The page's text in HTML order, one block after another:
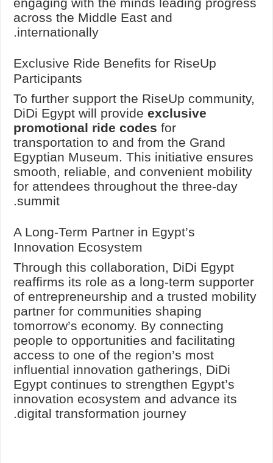
engaging with the minds leading progress
across the Middle East and
internationally.
Exclusive Ride Benefits for RiseUp
Participants
To further support the RiseUp community,
DiDi Egypt will provideexclusive
promotional ride codes for
transportation to and from the Grand
Egyptian Museum. This initiative ensures
smooth, reliable, and convenient mobility
for attendees throughout the three-day
summit.
A Long-Term Partner in Egypt’s
Innovation Ecosystem
Through this collaboration, DiDi Egypt
reaffirms its role as a long-term supporter
of entrepreneurship and a trusted mobility
partner for communities shaping
tomorrow’s economy. By connecting
people to opportunities and facilitating
access to one of the region’s most
influential innovation gatherings, DiDi
Egypt continues to strengthen Egypt’s
innovation ecosystem and advance its
digital transformation journey.